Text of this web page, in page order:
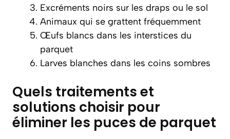
Excréments noirs sur les draps ou le sol
Animaux qui se grattent fréquemment
Œufs blancs dans les interstices du
parquet
Larves blanches dans les coins sombres
Quels traitements et
solutions choisir pour
éliminer les puces de parquet